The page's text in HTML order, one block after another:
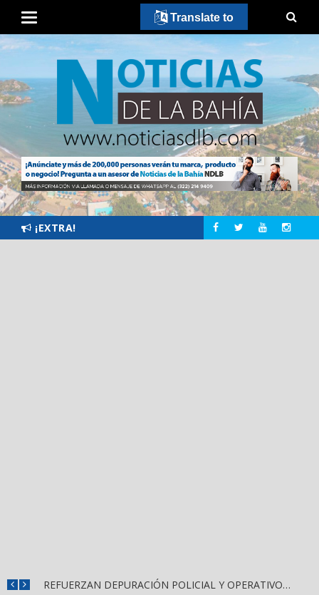
¡EXTRA!
REFUERZAN DEPURACIÓN POLICIAL Y OPERATIVOS EN FRONTERAS DE NAYARIT
Translate to